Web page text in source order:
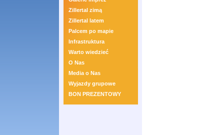
Zillertal zimą
Zillertal latem
Palcem po mapie
Infrastruktura
Warto wiedzieć
O Nas
Media o Nas
Wyjazdy grupowe
BON PREZENTOWY